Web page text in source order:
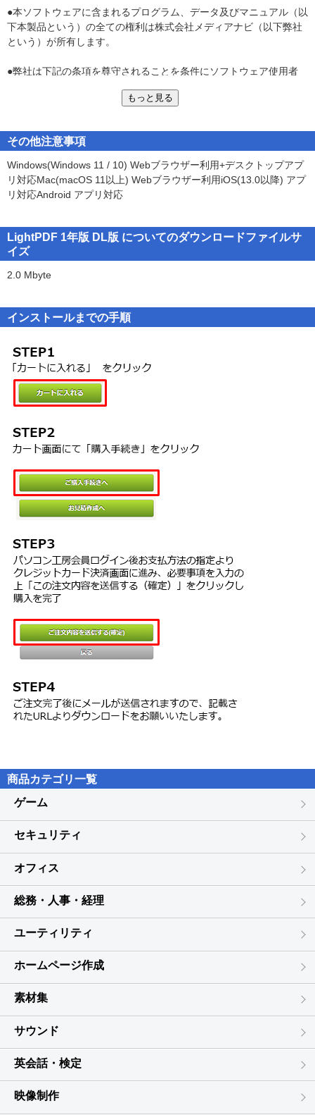
PDF、Office(Word / Excel / PowerPoint)、電子書籍(ePub)の文書を
解析し、AIが質問に回答。
・膨大な資料も、英文資料も日本語で簡潔に回答
る。
操作マニュアル、海外文献、研究資料、マーケティング資料、財務
諸表、法律関係文書、自治体配布資料、契約書の分析などに最適。
・Webサイトにも対応
URL指定にも対応。
最新情報を取得し、海外サイトの情報も日本語で質問。
■スマホアプリで文書作成がさらに便利に
スマホカメラで書類スキャン
電子ブック作成専用スキャンモード
・カメラでアルバムスキャン&美調整
昔のアルバムをスキャンし、デジカメ写真のように綺麗に画質調整
・カメラでOCR
紙書類を撮影、文字化したWORD文書に変換
・どこでも証明写真作成
・手書き文字だけ消去
・写真から不要なもの消去
写真に映り込んだ不要なものを綺麗に消去
・専用クラウドで文書管理
クラウドにPDF文書保管。
PCで作成してスマホで閲覧編集が可能。
PDF文書を他人と共有。
共有されたメンバーはブラウザー上で開き、注釈を入れたりコメン
トを残すことが可能。
※ローカルで動作するデスクトップアプリはWindows版のみの提供
です。MacではWebブラウザのみのご利用となります。
※デスクトップアプリのインストールには、管理者権限での実行が
※引換コード1つにつき、1ユーザーでの利用が可能です。(利用PC
※ご利用の際はアカウント登録(メールアドレス認証)をする必要が
用やブラウザーからの利用には安定したインターネット接続環境が
※スマートフォンでのご利用の際は「LightPDF」アプリ(無料)を
AppStoreまたはGoogle Playストアからインストールします。
※期間終了後の継続利用の際はお買い求めの販売サイトにて追加の
限を迎える前に追加登録も可能です。終了予定日からライセンス日
数分が加算されます)
●本ソフトウェアに含まれるプログラム、データ及びマニュアル（以
下本製品という）の全ての権利は株式会社メディアナビ（以下弊社
という）が所有します。
●弊社は下記の条項を尊守されることを条件にソフトウェア使用者
を保証するものではありません。
●弊社は本製品の使用または不使用から生じる、必然的、偶発的また
は間接的な損害に対して一切の責任を負うものではなく、使用者が
本製品を使用した結果は全て使用者の責任となります。
1.本製品に表示されている著作権その他、権利者の表示を削除又は
改変すること。
2.本製品及び、本製品の複製を領布（コンピュータネットワークを
通じて提供することを含む）すること。
もっと見る
その他注意事項
Windows(Windows 11 / 10) Webブラウザー利用+デスクトップアプ
リ対応Mac(macOS 11以上) Webブラウザー利用iOS(13.0以降) アプ
リ対応Android アプリ対応
LightPDF 1年版 DL版 についてのダウンロードファイルサ
イズ
2.0 Mbyte
インストールまでの手順
商品カテゴリ一覧
ゲーム
セキュリティ
オフィス
総務・人事・経理
ユーティリティ
ホームページ作成
素材集
サウンド
英会話・検定
映像制作